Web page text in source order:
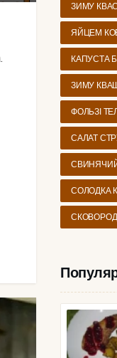
ЗИМУ
ЯЙЦЕМ
КАПУСТА
ЗИМУ
ФОЛЬЗІ
САЛАТ
СОЛОДКА